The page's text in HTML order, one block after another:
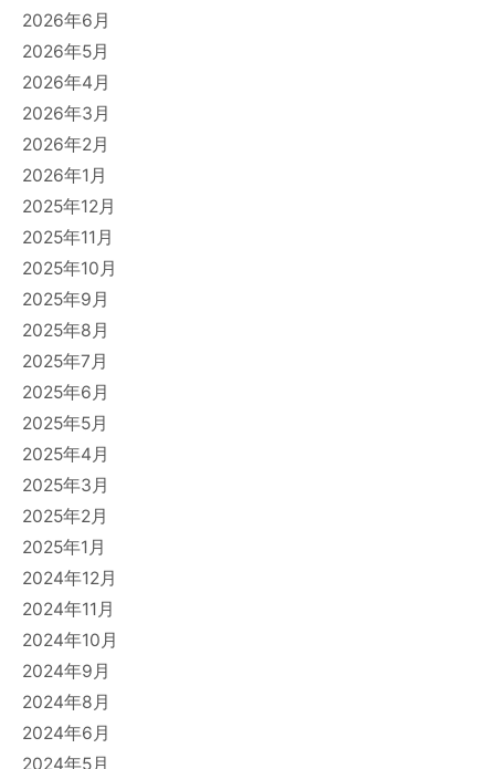
2026年6月
2026年5月
2026年4月
2026年3月
2026年2月
2026年1月
2025年12月
2025年11月
2025年10月
2025年9月
2025年8月
2025年7月
2025年6月
2025年5月
2025年4月
2025年3月
2025年2月
2025年1月
2024年12月
2024年11月
2024年10月
2024年9月
2024年8月
2024年6月
2024年5月